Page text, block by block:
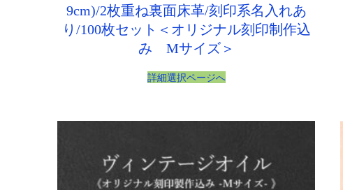
9cm)/2枚重ね裏面床革/刻印系名入れあ
り/100枚セット＜オリジナル刻印制作込
み Mサイズ＞
詳細選択ページへ